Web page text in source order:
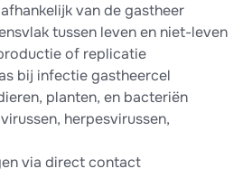
van de gastheer
tussen leven en niet-leven
of replicatie
bij infectie gastheercel
planten, en bacteriën
herpesvirussen,
via direct contact